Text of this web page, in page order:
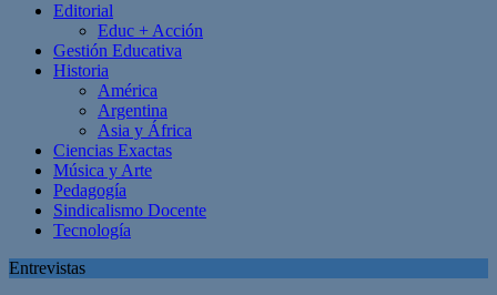
Editorial
Educ + Acción
Gestión Educativa
Historia
América
Argentina
Asia y África
Ciencias Exactas
Música y Arte
Pedagogía
Sindicalismo Docente
Tecnología
Entrevistas